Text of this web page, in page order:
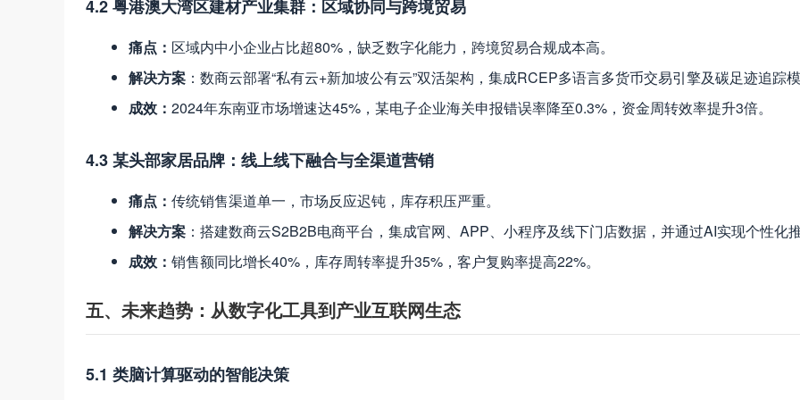
4.2 粤港澳大湾区建材产业集群：区域协同与跨境贸易
痛点 ： 区域内中小企业占比超80%，缺乏数字化能力，跨境贸易合规成本高。
解决方案 ：数商云部署“私有云+新加坡公有云”双活架构，集成RCEP多语言多货币交易引擎及碳足迹追踪模
成效 ： 2024年东南亚市场增速达45%，某电子企业海关申报错误率降至0.3%，资金周转效率提升3倍。
4.3 某头部家居品牌：线上线下融合与全渠道营销
痛点 ： 传统销售渠道单一，市场反应迟钝，库存积压严重。
解决方案 ：搭建数商云S2B2B电商平台，集成官网、APP、小程序及线下门店数据，并通过AI实现个性化推
成效 ： 销售额同比增长40%，库存周转率提升35%，客户复购率提高22%。
五、未来趋势：从数字化工具到产业互联网生态
5.1 类脑计算驱动的智能决策